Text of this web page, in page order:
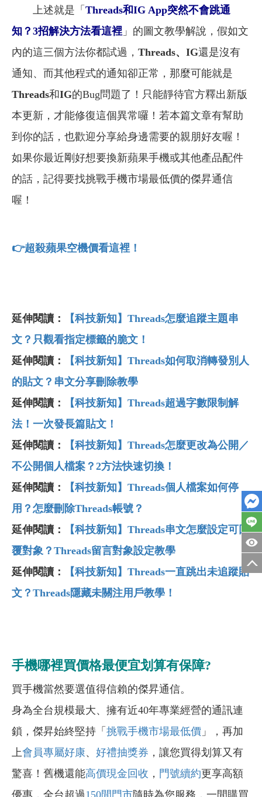
上述就是「 Threads和IG App突然不會跳通
知？3招解決方法看這裡 」的圖文教學解說，假如文
內的這三個方法你都試過， Threads、IG還是沒有
通知、而其他程式的通知卻正常，那麼可能就是
Threads和IG的Bug問題了！只能靜待官方釋出新版
本更新，才能修復這個異常囉！ 若本篇文章有幫助
到你的話，也歡迎分享給身邊需要的親朋好友喔！
如果你最近剛好想要換新蘋果手機或其他產品配件
的話，記得要找挑戰手機市場最低價的傑昇通信
喔！
👉超殺蘋果空機價看這裡！
延伸閱讀：
【科技新知】Threads怎麼追蹤主題串
文？只觀看指定標籤的脆文！
延伸閱讀：
【科技新知】Threads如何取消轉發別人
的貼文？串文分享刪除教學
延伸閱讀：
【科技新知】Threads超過字數限制解
法！一次發長篇貼文！
延伸閱讀：
【科技新知】Threads怎麼更改為公開／
不公開個人檔案？2方法快速切換！
延伸閱讀：
【科技新知】Threads個人檔案如何停
用？怎麼刪除Threads帳號？
延伸閱讀：
【科技新知】Threads串文怎麼設定可回
覆對象？Threads留言對象設定教學
延伸閱讀：
【科技新知】Threads一直跳出未追蹤貼
文？Threads隱藏未關注用戶教學！
手機哪裡買價格最便宜划算有保障?
買手機當然要選值得信賴的傑昇通信。
身為全台規模最大、擁有近40年專業經營的通訊連
鎖，傑昇始終堅持「 挑戰手機市場最低價 」，再加
上會員專屬好康、 好禮抽獎券 ，讓您買得划算又有
驚喜！舊機還能高價現金回收 ， 門號續約更享高額
優惠，全台超過150間門市隨時為您服務，一間購買